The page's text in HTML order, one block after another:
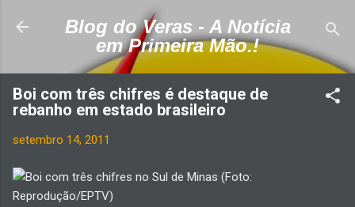
Pular para o conteúdo principal
Blog do Veras - A Notícia
em Primeira Mão.!
Boi com três chifres é destaque de
rebanho em estado brasileiro
setembro 14, 2011